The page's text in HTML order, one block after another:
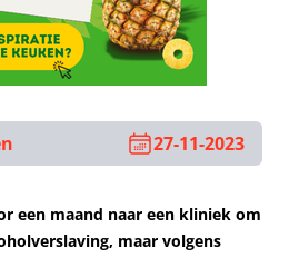
27-11-2023
een maand naar een kliniek om
maar volgens